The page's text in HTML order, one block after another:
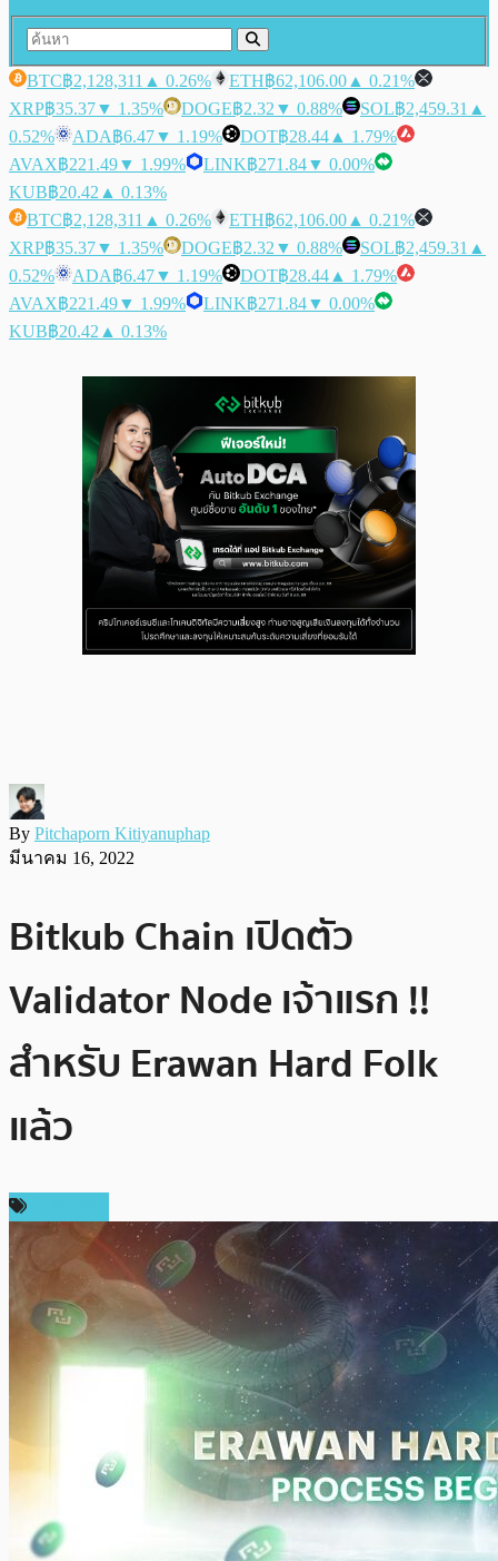
BTC฿2,128,311 ▲ 0.26% ETH฿62,106.00 ▲ 0.21%
XRP฿35.37▼ 1.35% DOGE฿2.32 ▼ 0.88% SOL฿2,459.31 ▲
0.52%
ADA฿6.47▼ 1.19% DOT฿28.44 ▲ 1.79%
AVAX฿221.49▼ 1.99% LINK฿271.84▼ 0.00%
KUB฿20.42 ▲ 0.13%
BTC฿2,128,311 ▲ 0.26% ETH฿62,106.00 ▲ 0.21%
XRP฿35.37▼ 1.35% DOGE฿2.32 ▼ 0.88% SOL฿2,459.31 ▲
0.52%
ADA฿6.47▼ 1.19% DOT฿28.44 ▲ 1.79%
AVAX฿221.49▼ 1.99% LINK฿271.84▼ 0.00%
KUB฿20.42 ▲ 0.13%
By Pitchaporn Kitiyanuphap
มีนาคม 16, 2022
Bitkub Chain เปิดตัว
Validator Node เจ้าแรก !!
สำหรับ Erawan Hard Folk
แล้ว